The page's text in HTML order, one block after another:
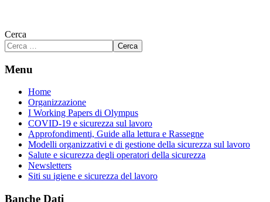
Cerca
Cerca
Menu
Home
Organizzazione
I Working Papers di Olympus
COVID-19 e sicurezza sul lavoro
Approfondimenti, Guide alla lettura e Rassegne
Modelli organizzativi e di gestione della sicurezza sul lavoro
Salute e sicurezza degli operatori della sicurezza
Newsletters
Siti su igiene e sicurezza del lavoro
Banche Dati